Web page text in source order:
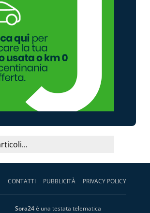
CONTATTI PUBBLICITÀ PRIVACY POLICY
Sora24è una testata telematica